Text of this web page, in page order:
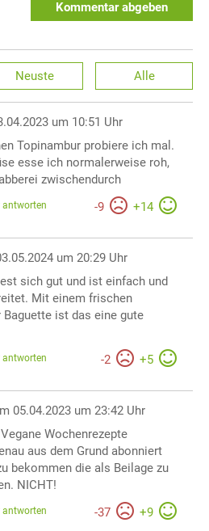
Kommentar abgeben
Neuste Alle
um 10:51 Uhr
Topinambur probiere ich mal.
esse ich normalerweise roh,
zwischendurch
-9 +14
um 20:29 Uhr
sich gut und ist einfach und
Mit einem frischen
Baguette ist das eine gute
-2 +5
05.04.2023 um 23:42 Uhr
Wochenrezepte
aus dem Grund abonniert
bekommen die als Beilage zu
NICHT!
-37 +9